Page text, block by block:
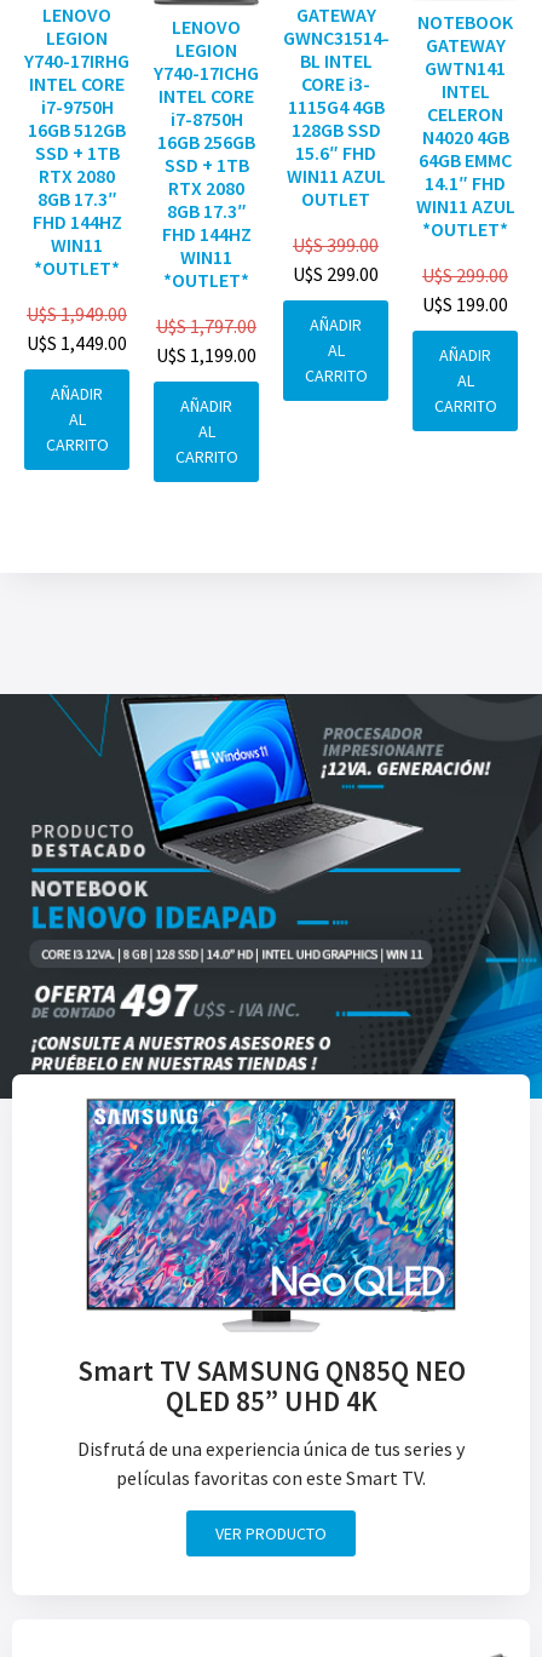
LENOVO
LEGION
Y740-17IRHG
INTEL CORE
i7-9750H
16GB 512GB
SSD + 1TB
RTX 2080
8GB 17.3″
FHD 144HZ
WIN11
*OUTLET*
U$S1,949.00
U$S 1,449.00
AÑADIR
AL
CARRITO
LENOVO
LEGION
Y740-17ICHG
INTEL CORE
i7-8750H
16GB 256GB
SSD + 1TB
RTX 2080
8GB 17.3″
FHD 144HZ
WIN11
*OUTLET*
U$S1,797.00
U$S 1,199.00
AÑADIR
AL
CARRITO
GATEWAY
GWNC31514-
BL INTEL
CORE i3-
1115G4 4GB
128GB SSD
15.6″ FHD
WIN11 AZUL
OUTLET
U$S399.00
U$S 299.00
AÑADIR
AL
CARRITO
NOTEBOOK
GATEWAY
GWTN141
INTEL
CELERON
N4020 4GB
64GB EMMC
14.1″ FHD
WIN11 AZUL
*OUTLET*
U$S299.00
U$S 199.00
AÑADIR
AL
CARRITO
Smart TV SAMSUNG QN85Q NEO
QLED 85” UHD 4K
Disfrutá de una experiencia única de tus series y
películas favoritas con este Smart TV.
VER PRODUCTO